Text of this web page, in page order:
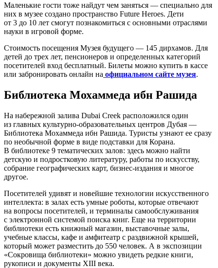
Маленькие гости тоже найдут чем заняться — специально для
них в музее создано пространство Future Heroes. Дети
от 3 до 10 лет смогут познакомиться с основными отраслями
науки в игровой форме.
Стоимость посещения Музея будущего — 145 дирхамов. Для
детей до трех лет, пенсионеров и определенных категорий
посетителей вход бесплатный. Билеты можно купить в кассе
или забронировать онлайн на официальном сайте музея.
Библиотека Мохаммеда ибн Рашида
На набережной залива Dubai Creek расположился один
из главных культурно-образовательных центров Дубая —
Библиотека Мохаммеда ибн Рашида. Туристы узнают ее сразу
по необычной форме в виде подставки для Корана.
В библиотеке 9 тематических залов: здесь можно найти
детскую и подростковую литературу, работы по искусству,
собрание географических карт, бизнес-издания и многое
другое.
Посетителей удивят и новейшие технологии искусственного
интеллекта: в залах есть умные роботы, которые отвечают
на вопросы посетителей, и терминалы самообслуживания
с электронной системой поиска книг. Еще на территории
библиотеки есть книжный магазин, выставочные залы,
учебные классы, кафе и амфитеатр с раздвижной крышей,
который может разместить до 550 человек. А в экспозиции
«Сокровища библиотеки» можно увидеть редкие книги,
рукописи и документы XIII века.